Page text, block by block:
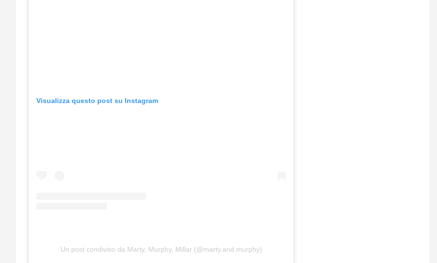
Visualizza questo post su Instagram
Un post condiviso da Marty, Murphy, Millar (@marty.and.murphy)